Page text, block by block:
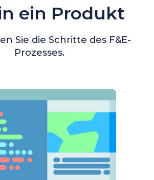
ein Produkt
Sie die Schritte des F&E-
Prozesses.